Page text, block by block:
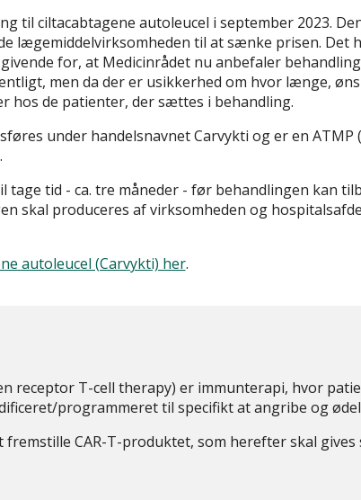
til ciltacabtagene autoleucel i september 2023.
lægemiddelvirksomheden til at sænke prisen. Det
for, at Medicinrådet nu anbefaler
men da der er usikkerhed om hvor længe,
hos de patienter, der sættes i behandling.
under handelsnavnet Carvykti og er en ATMP
tage tid - ca. tre måneder - før behandlingen kan
skal produceres af virksomheden og
autoleucel (Carvykti) her.
receptor T-cell therapy) er immunterapi, hvor
programmeret til specifikt at angribe og
CAR-T-produktet, som herefter skal gives